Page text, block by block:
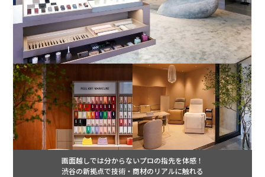
画面越しでは分からないプロの指先を体感！
渋谷の新拠点で技術・商材のリアルに触れる